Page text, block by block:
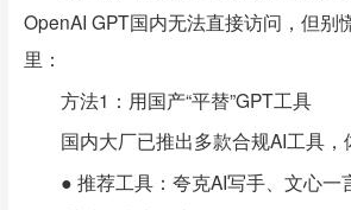
OpenAI GPT国内无法直接访问，但别
里：
方法1：用国产“平替”GPT工具
国内大厂已推出多款合规AI工具，
● 推荐工具：夸克AI写手、文心一